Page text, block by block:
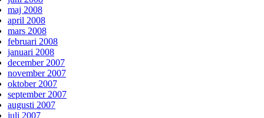
maj 2008
april 2008
mars 2008
februari 2008
januari 2008
december 2007
november 2007
oktober 2007
september 2007
augusti 2007
juli 2007